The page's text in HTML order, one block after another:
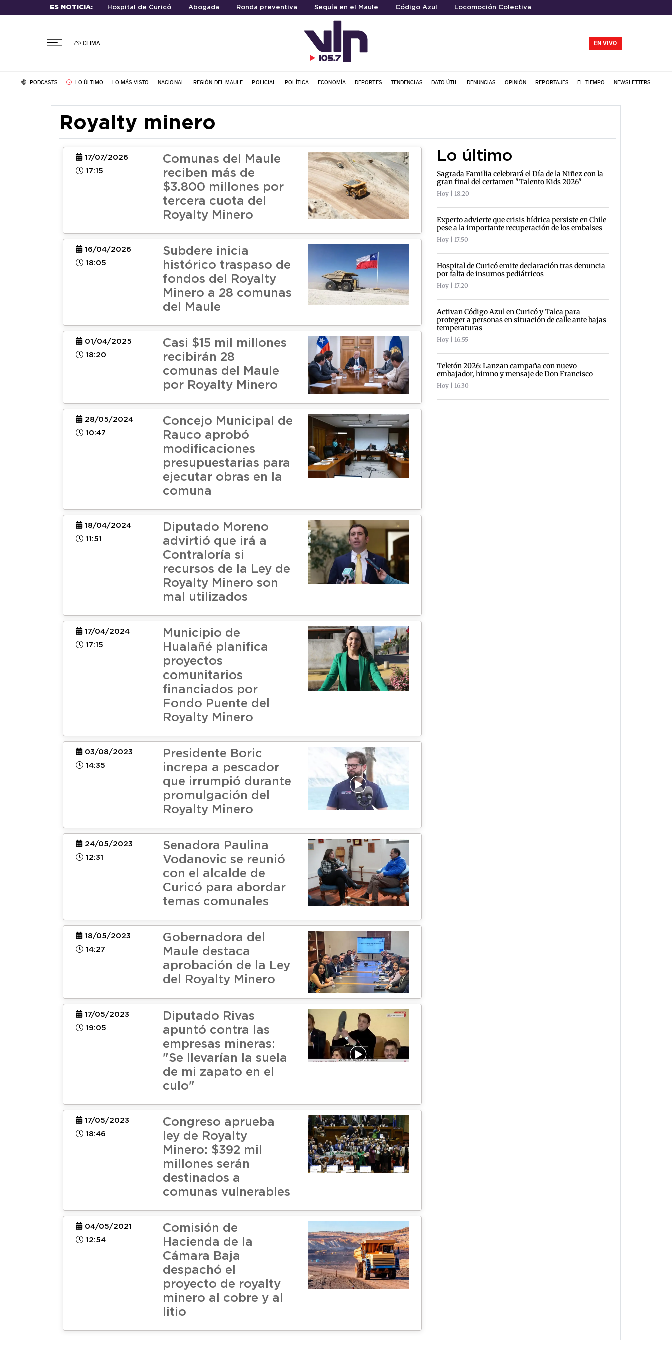
ES NOTICIA: Hospital de Curicó Abogada Ronda preventiva Sequía en el Maule Código Azul Locomoción Colectiva
CLIMA EN VIVO
PODCASTS LO ÚLTIMO LO MÁS VISTO NACIONAL REGIÓN DEL MAULE POLICIAL POLÍTICA ECONOMÍA DEPORTES TENDENCIAS DATO ÚTIL DENUNCIAS OPINIÓN REPORTAJES EL TIEMPO NEWSLETTERS
Royalty minero
17/07/2026
17:15
Comunas del Maule
reciben más de
$3.800 millones por
tercera cuota del
Royalty Minero
16/04/2026
18:05
Subdere inicia
histórico traspaso de
fondos del Royalty
Minero a 28 comunas
del Maule
01/04/2025
18:20
Casi $15 mil millones
recibirán 28
comunas del Maule
por Royalty Minero
28/05/2024
10:47
Concejo Municipal de
Rauco aprobó
modificaciones
presupuestarias para
ejecutar obras en la
comuna
18/04/2024
11:51
Diputado Moreno
advirtió que irá a
Contraloría si
recursos de la Ley de
Royalty Minero son
mal utilizados
17/04/2024
17:15
Municipio de
Hualañé planifica
proyectos
comunitarios
financiados por
Fondo Puente del
Royalty Minero
03/08/2023
14:35
Presidente Boric
increpa a pescador
que irrumpió durante
promulgación del
Royalty Minero
24/05/2023
12:31
Senadora Paulina
Vodanovic se reunió
con el alcalde de
Curicó para abordar
temas comunales
18/05/2023
14:27
Gobernadora del
Maule destaca
aprobación de la Ley
del Royalty Minero
17/05/2023
19:05
Diputado Rivas
apuntó contra las
empresas mineras:
"Se llevarían la suela
de mi zapato en el
culo"
17/05/2023
18:46
Congreso aprueba
ley de Royalty
Minero: $392 mil
millones serán
destinados a
comunas vulnerables
04/05/2021
12:54
Comisión de
Hacienda de la
Cámara Baja
despachó el
proyecto de royalty
minero al cobre y al
litio
Lo último
Sagrada Familia celebrará el Día de la Niñez con la
gran final del certamen "Talento Kids 2026"
Hoy | 18:20
Experto advierte que crisis hídrica persiste en Chile
pese a la importante recuperación de los embalses
Hoy | 17:50
Hospital de Curicó emite declaración tras denuncia
por falta de insumos pediátricos
Hoy | 17:20
Activan Código Azul en Curicó y Talca para
proteger a personas en situación de calle ante bajas
temperaturas
Hoy | 16:55
Teletón 2026: Lanzan campaña con nuevo
embajador, himno y mensaje de Don Francisco
Hoy | 16:30